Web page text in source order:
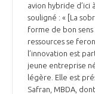
LA MÉDIATION AU-
PRENDRE CONTACT
LES ENJEUX
COMPÉTITIVITÉ
LES PUBLICATIONS
avion hybride d’ici
souligné : « [La
forme de bon sens
ressources se
l’innovation est
jeune entreprise
légère. Elle est
Safran, MBDA,